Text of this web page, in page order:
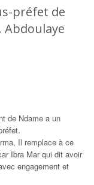
préfet de
Abdoulaye
de Ndame a un
Il remplace à ce
Ibra Mar qui dit avoir
engagement et